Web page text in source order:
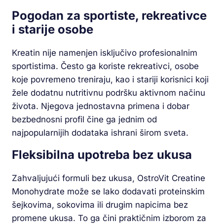
Pogodan za sportiste, rekreativce
i starije osobe
Kreatin nije namenjen isključivo profesionalnim
sportistima. Često ga koriste rekreativci, osobe
koje povremeno treniraju, kao i stariji korisnici koji
žele dodatnu nutritivnu podršku aktivnom načinu
života. Njegova jednostavna primena i dobar
bezbednosni profil čine ga jednim od
najpopularnijih dodataka ishrani širom sveta.
Fleksibilna upotreba bez ukusa
Zahvaljujući formuli bez ukusa, OstroVit Creatine
Monohydrate može se lako dodavati proteinskim
šejkovima, sokovima ili drugim napicima bez
promene ukusa. To ga čini praktičnim izborom za